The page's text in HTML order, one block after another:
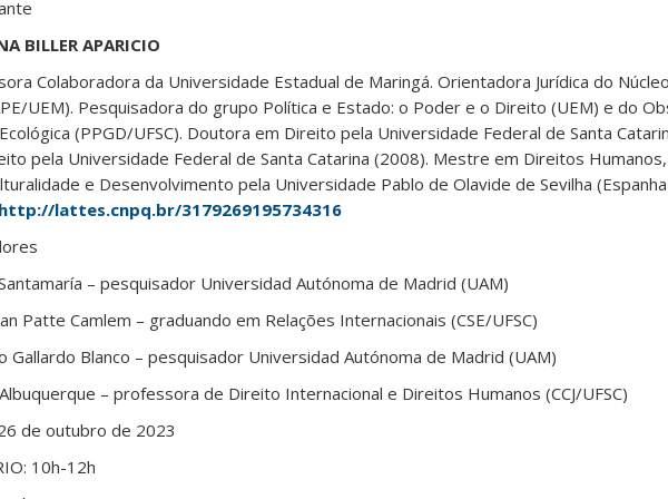
BILLER APARICIO
Colaboradora da Universidade Estadual de Maringá. Orientadora Jurídica do
UEM). Pesquisadora do grupo Política e Estado: o Poder e o Direito (UEM) e do
(PPGD/UFSC). Doutora em Direito pela Universidade Federal de Santa
pela Universidade Federal de Santa Catarina (2008). Mestre em Direitos Humanos,
e Desenvolvimento pela Universidade Pablo de Olavide de Sevilha
http://lattes.cnpq.br/3179269195734316
– pesquisador Universidad Autónoma de Madrid (UAM)
Patte Camlem – graduando em Relações Internacionais (CSE/UFSC)
Gallardo Blanco – pesquisador Universidad Autónoma de Madrid (UAM)
– professora de Direito Internacional e Direitos Humanos (CCJ/UFSC)
de outubro de 2023
10h-12h